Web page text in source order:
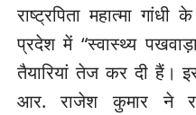
राष्ट्रपिता महात्मा
प्रदेश में “स्वास्थ्य
तैयारियां तेज कर दी हैं।
आर. राजेश कुमार ने